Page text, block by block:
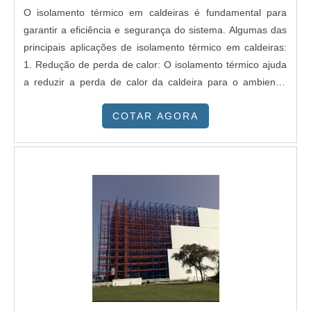
O isolamento térmico em caldeiras é fundamental para
garantir a eficiência e segurança do sistema. Algumas das
principais aplicações de isolamento térmico em caldeiras:
1. Redução de perda de calor: O isolamento térmico ajuda
a reduzir a perda de calor da caldeira para o ambiente,
sistema. 2. Aumento da eficiência: Ao reduzir a perda de
queimaduras causadas pelo contato com superfícies
quentes da caldeira. 4. Redução do risco de incêndio: O
isolamento térmico pode ajudar a reduzir o risco de
incêndio ao manter a temperatura da superfície da caldeira
abaixo do ponto de ignição de materiais próximos. 5.
Extensão da vida útil: O isolamento térmico pode ajudar a
COTAR AGORA